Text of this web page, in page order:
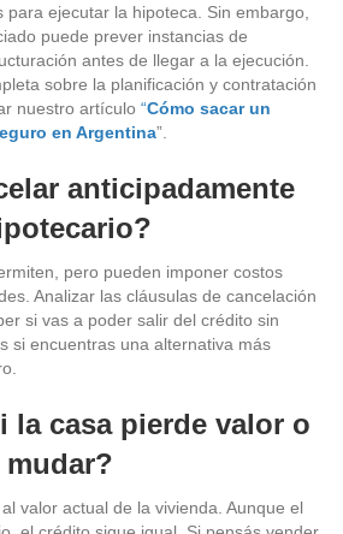
para ejecutar la hipoteca. Sin embargo,
puede prever instancias de
antes de llegar a la ejecución.
sobre la planificación y contratación
nuestro artículo “Cómo sacar un
en Argentina”.
anticipadamente
pero pueden imponer costos
Analizar las cláusulas de cancelación
si vas a poder salir del crédito sin
si encuentras una alternativa más
la casa pierde valor o
valor actual de la vivienda. Aunque el